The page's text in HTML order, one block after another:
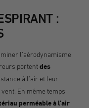
:
l'aérodynamisme
portentdes
à l'air et leur
En même temps,
perméable à l'air